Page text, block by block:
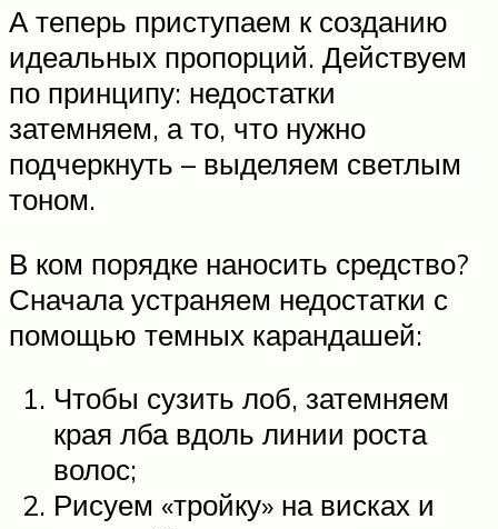
А теперь приступаем к созданию
идеальных пропорций. Действуем
по принципу: недостатки
затемняем, а то, что нужно
подчеркнуть – выделяем светлым
тоном.
В ком порядке наносить средство?
Сначала устраняем недостатки с
помощью темных карандашей:
Чтобы сузить лоб, затемняем
края лба вдоль линии роста
волос;
Рисуем «тройку» на висках и